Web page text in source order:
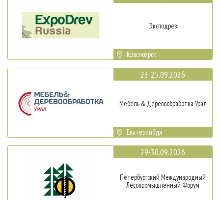
Эксподрев
Красноярск
23-25.09.2026
Мебель & Деревообработка Урал
Екатеринбург
29-30.09.2026
Петербургский Международный
Лесопромышленный Форум